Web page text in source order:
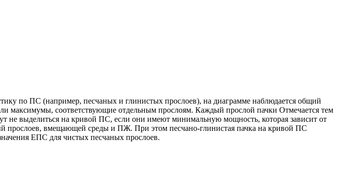
по ПС (например, песчаных и глинистых прослоев), на диаграмме наблюдается общий
соответствующие отдельным прослоям. Каждый прослой пачки Отмечается тем
не выделиться на кривой ПС, если они имеют минимальную мощность, которая зависит от
прослоев, вмещающей среды и ПЖ. При этом песчано-глинистая пачка на кривой ПС
ЕПС для чистых песчаных прослоев.